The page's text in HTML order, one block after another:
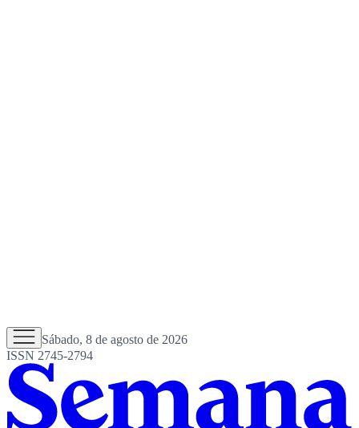
Sábado, 8 de agosto de 2026
ISSN 2745-2794